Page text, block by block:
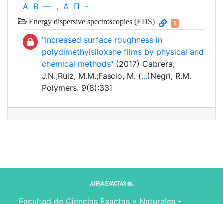
Α Β — , Δ Π -
Energy dispersive spectroscopies (EDS) 1
"Increased surface roughness in
polydimethylsiloxane films by physical and
chemical methods" (2017) Cabrera,
J.N.;Ruiz, M.M.;Fascio, M. (...)Negri, R.M.
Polymers. 9(8):331
Facultad de Ciencias Exactas y Naturales -